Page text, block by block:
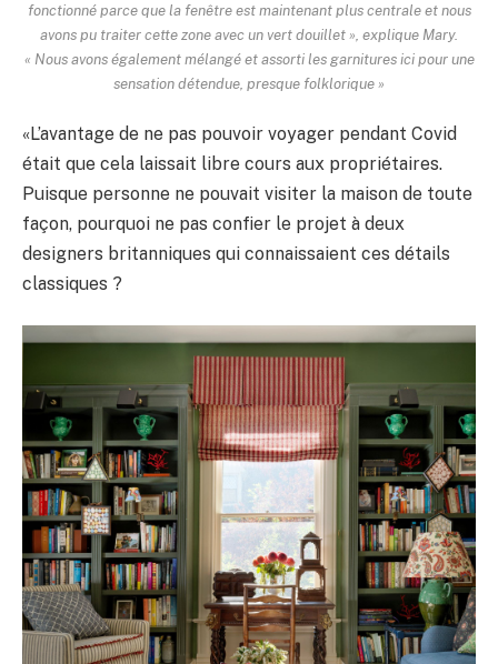
fonctionné parce que la fenêtre est maintenant plus centrale et nous
avons pu traiter cette zone avec un vert douillet », explique Mary.
« Nous avons également mélangé et assorti les garnitures ici pour une
sensation détendue, presque folklorique »
«L’avantage de ne pas pouvoir voyager pendant Covid
était que cela laissait libre cours aux propriétaires.
Puisque personne ne pouvait visiter la maison de toute
façon, pourquoi ne pas confier le projet à deux
designers britanniques qui connaissaient ces détails
classiques ?